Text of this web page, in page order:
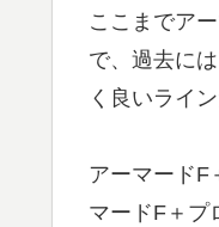
ここまでア
で、過去に
く良いライ
アーマードF
マードF＋プ